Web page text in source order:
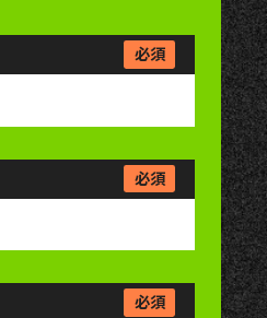
必須
必須
必須